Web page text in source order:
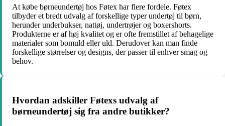
At købe børneundertøj hos Føtex har flere fordele. Føtex
tilbyder et bredt udvalg af forskellige typer undertøj til børn,
herunder underbukser, nattøj, undertrøjer og boxershorts.
Produkterne er af høj kvalitet og er ofte fremstillet af behagelige
materialer som bomuld eller uld. Derudover kan man finde
forskellige størrelser og designs, der passer til enhver smag og
behov.
Hvordan adskiller Føtexs udvalg af
børneundertøj sig fra andre butikker?